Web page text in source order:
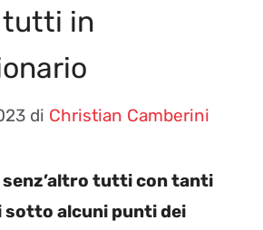
tutti in
di Christian Camberini
senz’altro tutti con tanti
sotto alcuni punti dei